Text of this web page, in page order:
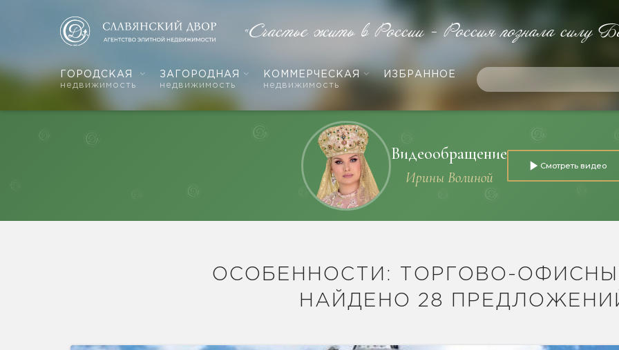
ГОРОДСКАЯ
недвижимость
ЗАГОРОДНАЯ
недвижимость
КОММЕРЧЕСКАЯ
недвижимость
ИЗБРАННОЕ
«Счастье жить в России - Россия познала силу
Видеообращение
Ирины Волиной
Смотреть видео
ОСОБЕННОСТИ: ТОРГОВО-
НАЙДЕНО 28